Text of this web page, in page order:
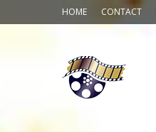
HOME CONTACT